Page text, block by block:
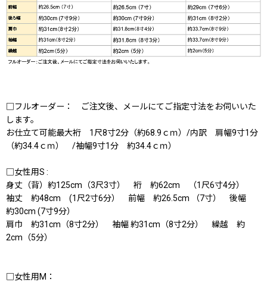
□フルオーダー： ご注文後、メールにてご指定寸法をお伺いいた
します。
お仕立て可能最大裄 1尺8寸2分（約68.9ｃｍ）/内訳 肩幅9寸1分
（約34.4ｃｍ） /袖幅9寸1分 約34.4ｃｍ）
□女性用S :
身丈（背）約125cm（3尺3寸） 裄 約62cm （1尺6寸4分）
袖丈 約48cm (1尺2寸6分） 前幅 約26.5cm （7寸） 後幅
約30cm (7寸9分）
肩巾 約31cm（8寸2分） 袖幅 約31cm（8寸2分） 繰越 約
2cm（5分）
□女性用M：